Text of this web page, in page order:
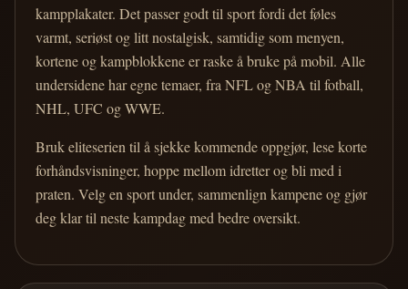
kampplakater. Det passer godt til sport fordi det føles
varmt, seriøst og litt nostalgisk, samtidig som menyen,
kortene og kampblokkene er raske å bruke på mobil. Alle
undersidene har egne temaer, fra NFL og NBA til fotball,
NHL, UFC og WWE.
Bruk eliteserien til å sjekke kommende oppgjør, lese korte
forhåndsvisninger, hoppe mellom idretter og bli med i
praten. Velg en sport under, sammenlign kampene og gjør
deg klar til neste kampdag med bedre oversikt.